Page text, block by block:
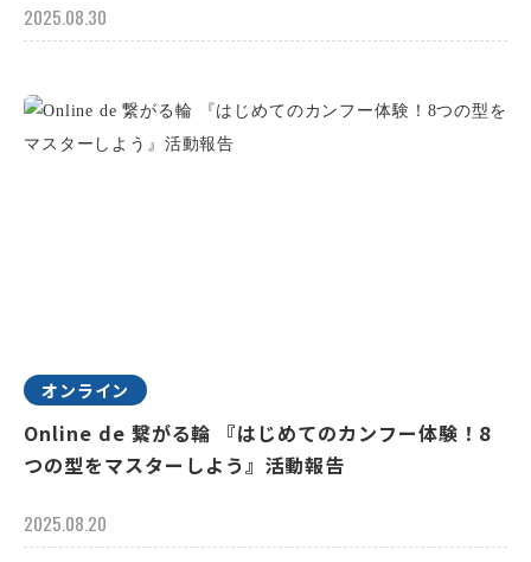
2025.08.30
オンライン
Online de 繋がる輪 『はじめてのカンフー体験！8
つの型をマスターしよう』活動報告
2025.08.20